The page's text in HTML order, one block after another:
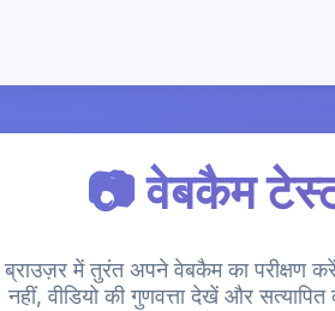
📷 वेबकैम
में तुरंत अपने वेबकैम का परीक्षण
नहीं, वीडियो की गुणवत्ता देखें और